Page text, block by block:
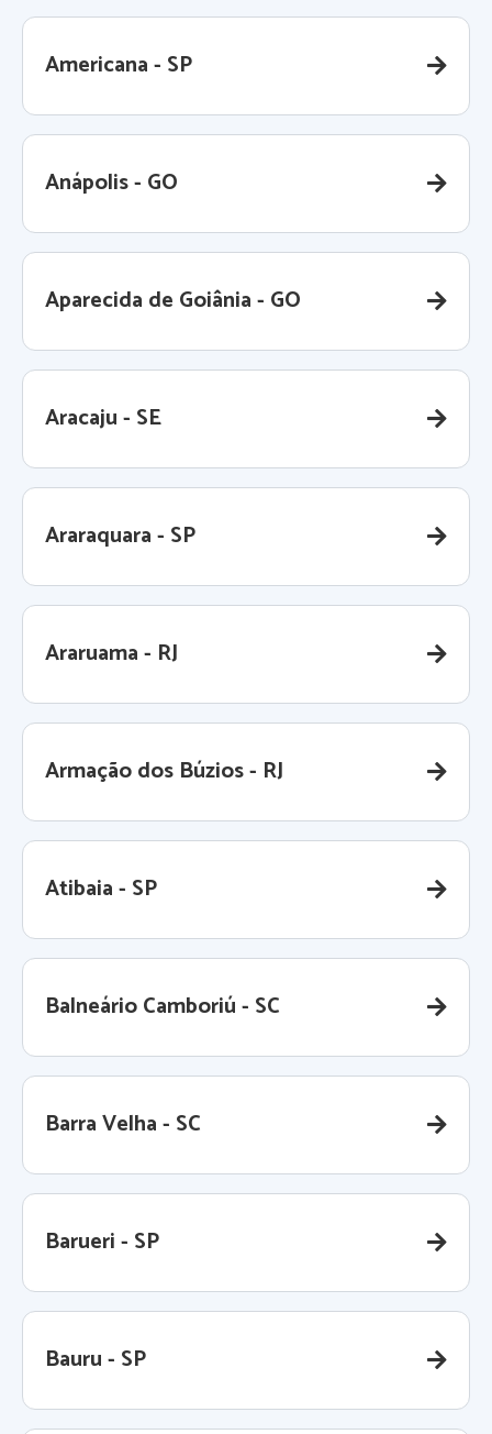
Americana - SP
Anápolis - GO
Aparecida de Goiânia - GO
Aracaju - SE
Araraquara - SP
Araruama - RJ
Armação dos Búzios - RJ
Atibaia - SP
Balneário Camboriú - SC
Barra Velha - SC
Barueri - SP
Bauru - SP